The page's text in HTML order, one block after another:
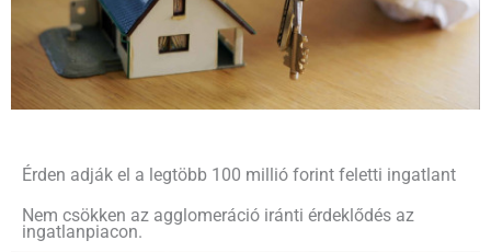
Érden adják el a legtöbb 100 millió forint feletti ingatlant
Nem csökken az agglomeráció iránti érdeklődés az
ingatlanpiacon.